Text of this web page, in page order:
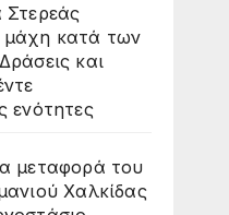
Στερεάς
μάχη κατά των
και
ενότητες
μεταφορά του
Χαλκίδας